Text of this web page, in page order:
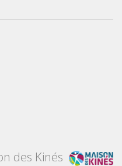
des Kinés